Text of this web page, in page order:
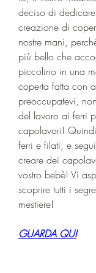
deciso di
creazione di
nostre mani,
più bello che
piccolino in una
coperta fatta con
preoccupatevi,
del lavoro ai ferri
capolavori!
ferri e filati, e
creare dei
vostro bebè! Vi
scoprire tutti i
mestiere!
GUARDA QUI